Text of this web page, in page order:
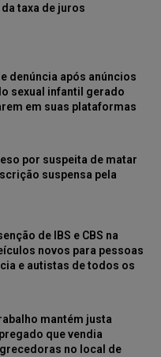
taxa de juros
denúncia após anúncios
sexual infantil gerado
em suas plataformas
por suspeita de matar
suspensa pela
de IBS e CBS na
novos para pessoas
e autistas de todos os
mantém justa
que vendia
no local de